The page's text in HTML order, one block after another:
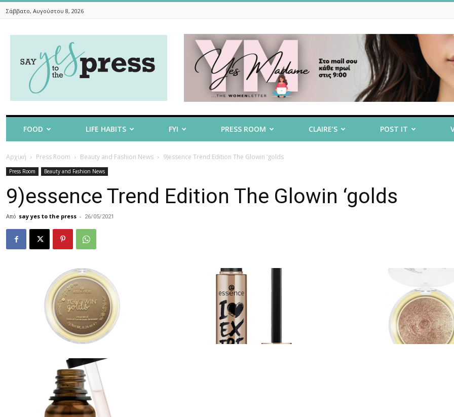
Σάββατο, Αυγούστου 8, 2026
To
The
FOOD LIFE HABITS FYI PRESS ROOM CLAIRE’S POST IT
Αρχική Press Room Beauty and Fashion News 9)essence Trend Edition The Glowin ‘golds
Press Room Beauty and Fashion News
9)essence Trend Edition The Glowin ‘golds
Από say yes to the press - 26/05/2021